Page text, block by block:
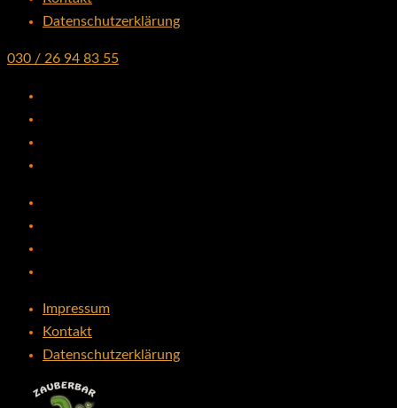
Datenschutzerklärung
030 / 26 94 83 55
Impressum
Kontakt
Datenschutzerklärung